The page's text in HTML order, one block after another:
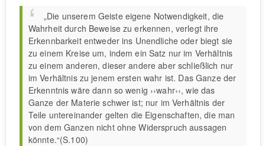
„Die unserem Geiste eigene Notwendigkeit, die
Wahrheit durch Beweise zu erkennen, verlegt ihre
Erkennbarkeit entweder ins Unendliche oder biegt sie
zu einem Kreise um, indem ein Satz nur im Verhältnis
zu einem anderen, dieser andere aber schließlich nur
im Verhältnis zu jenem ersten wahr ist. Das Ganze der
Erkenntnis wäre dann so wenig ››wahr‹‹, wie das
Ganze der Materie schwer ist; nur im Verhältnis der
Teile untereinander gelten die Eigenschaften, die man
von dem Ganzen nicht ohne Widerspruch aussagen
könnte.“(S.100)